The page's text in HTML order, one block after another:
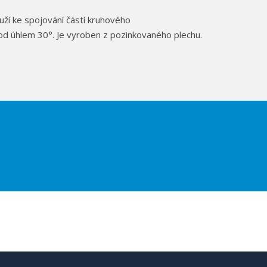
ke spojování částí kruhového
úhlem 30°. Je vyroben z pozinkovaného plechu.